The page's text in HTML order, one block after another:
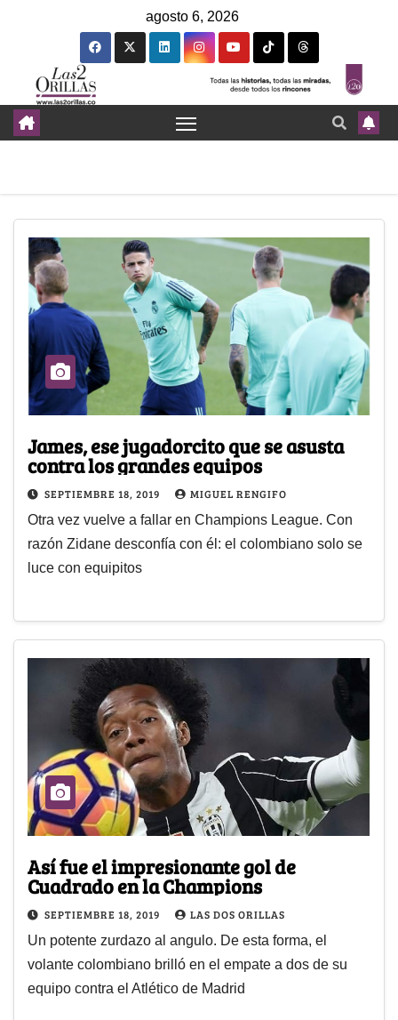
agosto 6, 2026
James, ese jugadorcito que se asusta
contra los grandes equipos
SEPTIEMBRE 18, 2019 MIGUEL RENGIFO
Otra vez vuelve a fallar en Champions League. Con
razón Zidane desconfía con él: el colombiano solo se
luce con equipitos
Así fue el impresionante gol de
Cuadrado en la Champions
SEPTIEMBRE 18, 2019 LAS DOS ORILLAS
Un potente zurdazo al angulo. De esta forma, el
volante colombiano brilló en el empate a dos de su
equipo contra el Atlético de Madrid